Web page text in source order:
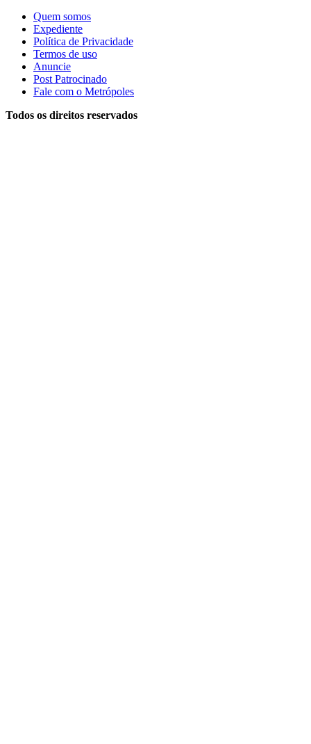
Quem somos
Expediente
Política de Privacidade
Termos de uso
Anuncie
Post Patrocinado
Fale com o Metrópoles
Todos os direitos reservados